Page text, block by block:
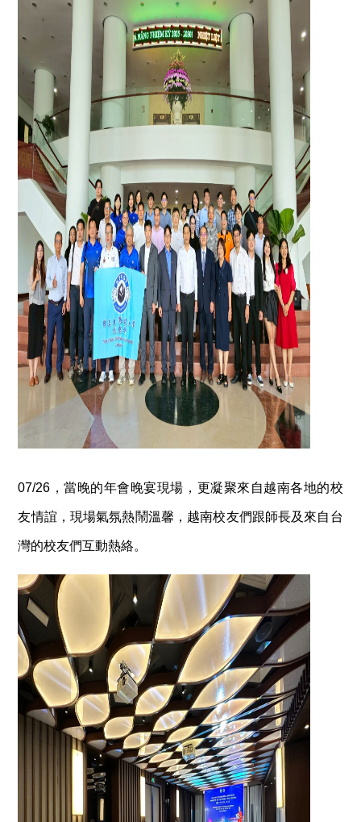
07/26，當晚的年會晚宴現場，更凝聚來自越南各地的校
友情誼，現場氣氛熱鬧溫馨，越南校友們跟師長及來自台
灣的校友們互動熱絡。